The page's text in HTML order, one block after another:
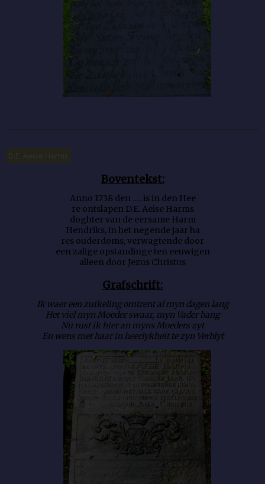
D.E. Aeise Harms
Boventekst:
Anno 1738 den …. is in den Hee
re ontslapen D.E. Aeise Harms
doghter van de eersame Harm
Hendriks, in het negende jaar ha
res ouderdoms, verwagtende door
een zalige opstandinge ten eeuwigen
alleen door Jezus Christus
Grafschrift:
Ik waer een zuikeling omtrent al myn dagen lang
Het viel myn Moeder swaar, myn Vader bang
Nu rust ik hier an myns Moeders zyt
En wens met haar in heerlykheit te zyn Verblyt